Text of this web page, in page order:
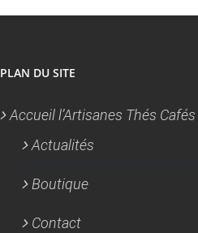
PLAN DU SITE
Accueil l’Artisanes Thés Cafés
Actualités
Boutique
Contact